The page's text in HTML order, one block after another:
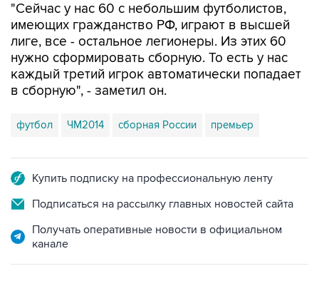
"Сейчас у нас 60 с небольшим футболистов,
имеющих гражданство РФ, играют в высшей
лиге, все - остальное легионеры. Из этих 60
нужно сформировать сборную. То есть у нас
каждый третий игрок автоматически попадает
в сборную", - заметил он.
футбол ЧМ2014 сборная России премьер
Купить подписку на профессиональную ленту
Подписаться на рассылку главных новостей сайта
Получать оперативные новости в официальном
канале